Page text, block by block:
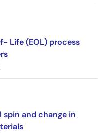
Life (EOL) process
spin and change in